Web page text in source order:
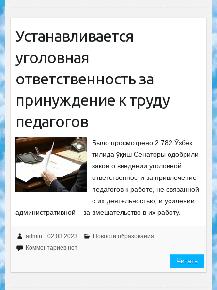
Устанавливается
уголовная
ответственность за
принуждение к труду
педагогов
Было просмотрено 2 782 Ўзбек
тилида ўқиш Сенаторы одобрили
закон о введении уголовной
ответственности за привлечение
педагогов к работе, не связанной
с их деятельностью, и усилении
административной – за вмешательство в их работу.
admin 02.03.2023
Новости образования
Комментариев нет
Читать